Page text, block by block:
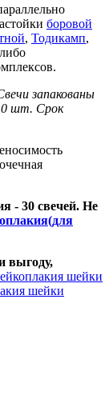
боровой
, Тодикамп,
запакованы
шт. Срок
- 30 свечей. Не
выгоду,
шейки
шейки